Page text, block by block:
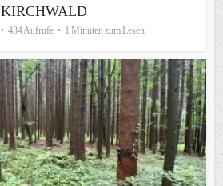
KIRCHWALD
434 Aufrufe 1 Minuten zum Lesen